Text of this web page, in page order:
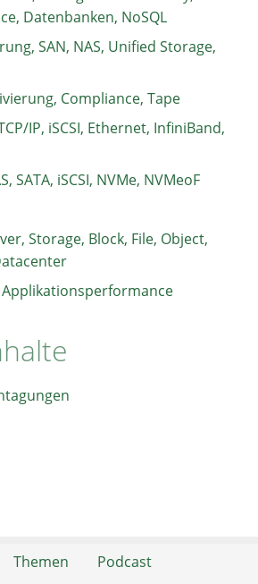
Datenbanken, NoSQL
SAN, NAS, Unified Storage,
Compliance, Tape
IP, iSCSI, Ethernet, InfiniBand,
SATA, iSCSI, NVMe, NVMeoF
Storage, Block, File, Object,
Themen
Podcast